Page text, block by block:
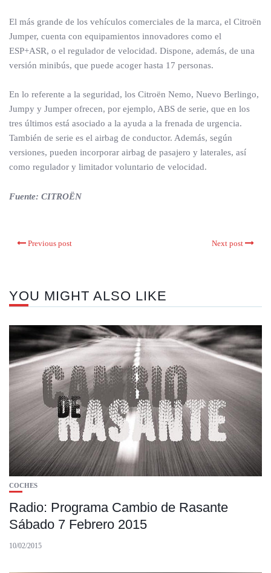
El más grande de los vehículos comerciales de la marca, el Citroën
Jumper, cuenta con equipamientos innovadores como el
ESP+ASR, o el regulador de velocidad. Dispone, además, de una
versión minibús, que puede acoger hasta 17 personas.
En lo referente a la seguridad, los Citroën Nemo, Nuevo Berlingo,
Jumpy y Jumper ofrecen, por ejemplo, ABS de serie, que en los
tres últimos está asociado a la ayuda a la frenada de urgencia.
También de serie es el airbag de conductor. Además, según
versiones, pueden incorporar airbag de pasajero y laterales, así
como regulador y limitador voluntario de velocidad.
Fuente: CITROËN
Previous post Next post
YOU MIGHT ALSO LIKE
COCHES
Radio: Programa Cambio de Rasante
Sábado 7 Febrero 2015
10/02/2015